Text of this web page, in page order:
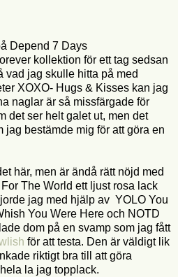
Depend 7 Days
kollektion för ett tag sedsan
vad jag skulle hitta på med
XOXO- Hugs & Kisses kan jag
naglar är så missfärgade för
det ser helt galet ut, men det
jag bestämde mig för att göra en
här, men är ändå rätt nöjd med
The World ett ljust rosa lack
jag med hjälp av YOLO You
You Were Here och NOTD
dom på en svamp som jag fått
för att testa. Den är väldigt lik
riktigt bra till att göra
la jag topplack.